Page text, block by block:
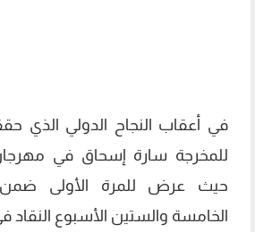
في أعقاب النجاح الدولي الذي
للمخرجة سارة إسحاق في
حيث عرض للمرة الأولى ضمن
الخامسة والستين الأسبوع النقاد